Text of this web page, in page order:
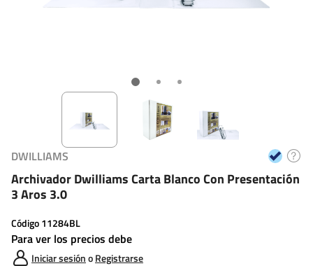
DWILLIAMS
Archivador Dwilliams Carta Blanco Con Presentación
3 Aros 3.0
Código11284BL
Para ver los precios debe
Iniciar sesiónoRegistrarse